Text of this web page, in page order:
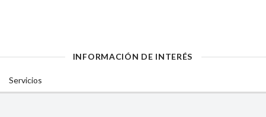
INFORMACIÓN DE INTERÉS
Servicios